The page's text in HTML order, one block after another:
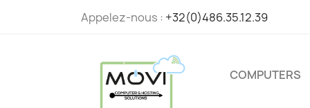
Appelez-nous : +32(0)486.35.12.39
COMPUTERS